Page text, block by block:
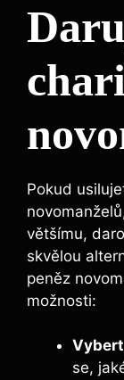
Pokud
většímu,
skvělou
peněz
možnosti:
se,